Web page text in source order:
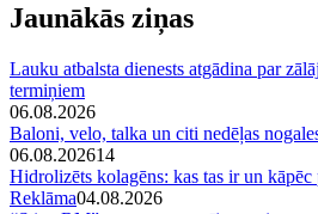
Jaunākās ziņas
Lauku atbalsta dienests atgādina par
termiņiem
06.08.2026
Baloni, velo, talka un citi nedēļas
06.08.202614
Hidrolizēts kolagēns: kas tas ir un
Reklāma04.08.2026